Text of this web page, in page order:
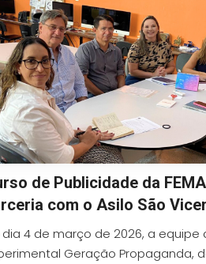
de Publicidade da
com o Asilo São
dia 4 de março de 2026, a equipe
Geração Propaganda,